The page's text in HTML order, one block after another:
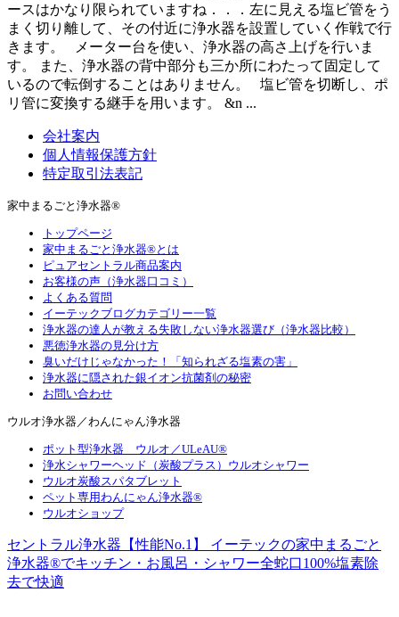
ースはかなり限られていますね．．．左に見える塩ビ管をう
まく切り離して、その付近に浄水器を設置していく作戦で行
きます。 メーター台を使い、浄水器の高さ上げを行いま
す。 また、浄水器の背中部分も三か所にわたって固定して
いるので転倒することはありません。 塩ビ管を切断し、ポ
リ管に変換する継手を用います。 &n ...
会社案内
個人情報保護方針
特定取引法表記
家中まるごと浄水器®
トップページ
家中まるごと浄水器®とは
ピュアセントラル商品案内
お客様の声（浄水器口コミ）
よくある質問
イーテックブログカテゴリー一覧
浄水器の達人が教える失敗しない浄水器選び（浄水器比較）
悪徳浄水器の見分け方
臭いだけじゃなかった！「知られざる塩素の害」
浄水器に隠された銀イオン抗菌剤の秘密
お問い合わせ
ウルオ浄水器／わんにゃん浄水器
ポット型浄水器 ウルオ／ULeAU®
浄水シャワーヘッド（炭酸プラス）ウルオシャワー
ウルオ炭酸スパタブレット
ペット専用わんにゃん浄水器®
ウルオショップ
セントラル浄水器【性能No.1】 イーテックの家中まるごと
浄水器®でキッチン・お風呂・シャワー全蛇口100%塩素除
去で快適